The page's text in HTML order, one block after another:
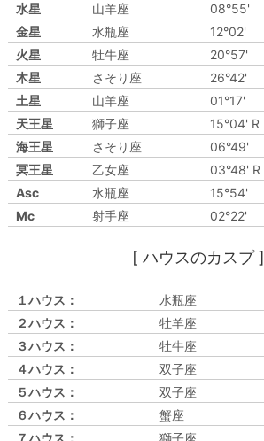
水星
山羊座 08°55'
金星
水瓶座 12°02'
火星
牡牛座 20°57'
木星
さそり座 26°42'
土星
山羊座 01°17'
天王星
獅子座 15°04' R
海王星
さそり座 06°49'
冥王星
乙女座 03°48' R
Asc
水瓶座
15°54'
Mc
射手座 02°22'
[ ハウスのカスプ ]
１ハウス： 水瓶座
２ハウス：
牡羊座
３ハウス：
牡牛座
４ハウス：
双子座
５ハウス：
双子座
６ハウス：
蟹座